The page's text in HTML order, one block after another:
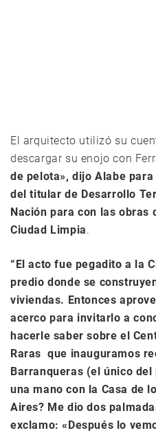
El arquitecto utilizó su
descargar su enojo con
de pelota», dijo Alabe
del titular de Desarrollo
Nación para con las obras
Ciudad Limpia.
“El acto fue pegadito a la
predio donde se
viviendas. Entonces
acerco para invitarlo a
hacerle saber sobre el
Raras que inauguramos
Barranqueras (el único
una mano con la Casa de
Aires? Me dio dos
exclamo: «Después lo